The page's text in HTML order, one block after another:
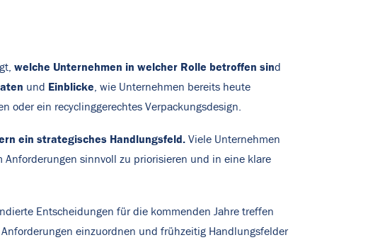
welche Unternehmen in welcher Rolle betroffen sind
und Einblicke , wie Unternehmen bereits heute
oder ein recyclinggerechtes Verpackungsdesign.
ein strategisches Handlungsfeld. Viele Unternehmen
sinnvoll zu priorisieren und in eine klare
Entscheidungen für die kommenden Jahre treffen
einzuordnen und frühzeitig Handlungsfelder